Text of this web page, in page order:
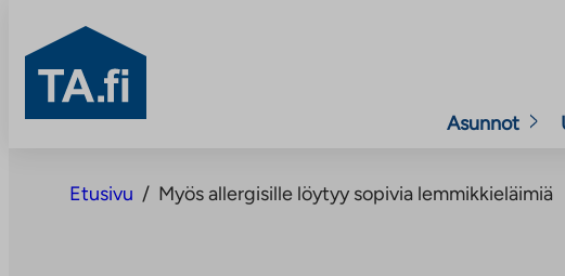
sisältöön
TA.fi
Asunnot
Etusivu / Myös allergisille löytyy sopivia lemmikkieläimiä